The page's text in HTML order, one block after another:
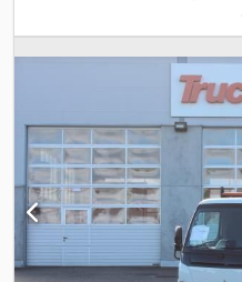
Achsen-Konfiguration:4x2,
Fahrerkabine:Fahrerhaus,
Euro6,
Angebot ist unverbindlich.
vorbehalten. Bei Angabe einer
aktuellen Tageskurs. Gültig ist
Fahrzeugstandortes. Radformel
zGG bis 6 t, Radstand 2800
Rückfahrwarner, Airbag,
Technisch Höchst
GGW 4150kg, bis 4250 kg als